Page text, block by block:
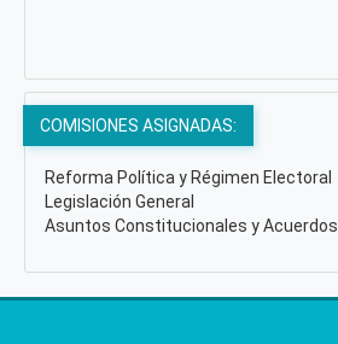
COMISIONES ASIGNADAS:
Reforma Política y Régimen Electoral
Legislación General
Asuntos Constitucionales y Acuerdos